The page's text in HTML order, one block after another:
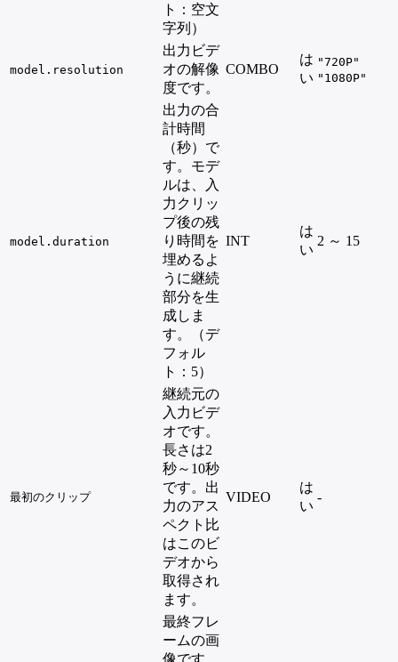
ト：空文
字列）
model.resolution
出力ビデ
オの解像
度です。
COMBO
は
い
"720P"
"1080P"
model.duration
出力の合
計時間
（秒）で
す。モデ
ルは、入
力クリッ
プ後の残
り時間を
埋めるよ
うに継続
部分を生
成しま
す。（デ
フォル
ト：5）
INT
は
い
2 ～ 15
最初のクリップ
継続元の
入力ビデ
オです。
長さは2
秒～10秒
です。出
力のアス
ペクト比
はこのビ
デオから
取得され
ます。
VIDEO
は
い
-
最終フレ
ームの画
像です。